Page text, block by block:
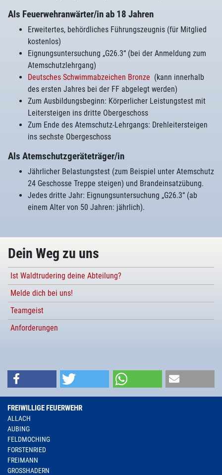
Als Feuerwehranwärter/in ab 18 Jahren
Erweitertes, behördliches Führungszeugnis (für Mitglied
kostenlos)
Eignungsuntersuchung „G26.3“ (bei der Anmeldung zum
Atemschutzlehrgang)
Deutsches Schwimmabzeichen Bronze (kann innerhalb
des ersten Jahres bei der FF abgelegt werden)
Zum Ausbildungsbeginn: Körperlicher Leistungstest mit
Leitersteigen ins dritte Obergeschoss
Zum Ende des Atemschutz-Lehrgangs: Drehleitersteigen
ins sechste Obergeschoss
Als Atemschutzgeräteträger/in
Jährlicher Belastungstest (zum Beispiel unter Atemschutz
24 Geschosse Treppe steigen) und Brandeinsatzübung.
Jedes dritte Jahr: Eignungsuntersuchung „G26.3“ (ab
einem Alter von 50 Jahren: jährlich).
Dein Weg zu uns
Ist Waldtrudering deine Abteilung?
Melde dich bei uns!
Teamgeist
Anforderungen
FREIWILLIGE FEUERWEHR
ALLACH
AUBING
FELDMOCHING
FORSTENRIED
FREIMANN
GROSSHADERN